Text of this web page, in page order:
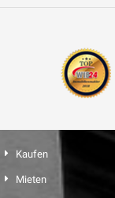
Kaufen
Mieten